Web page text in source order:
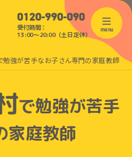
0120-990-090
受付時間：
13:00〜20:00（土日定休）
menu
勉強が苦手なお子さん専門の家庭教師
で勉強が苦手
家庭教師